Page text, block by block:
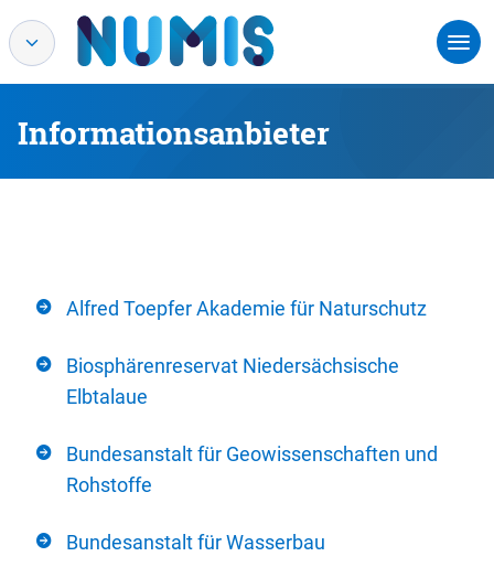
Informationsanbieter
Alfred Toepfer Akademie für Naturschutz
Biosphärenreservat Niedersächsische
Elbtalaue
Bundesanstalt für Geowissenschaften und
Rohstoffe
Bundesanstalt für Wasserbau